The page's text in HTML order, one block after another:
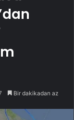
Bir dakikadan az